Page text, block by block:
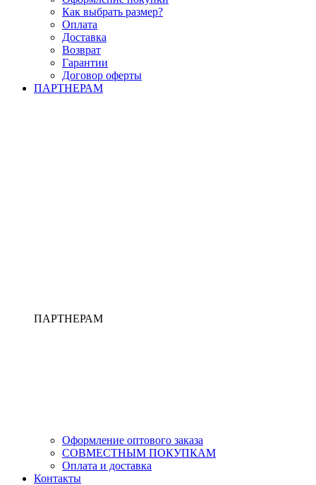
Как выбрать размер?
Оплата
Доставка
Возврат
Гарантии
Договор оферты
ПАРТНЕРАМ
ПАРТНЕРАМ
Оформление оптового заказа
СОВМЕСТНЫМ ПОКУПКАМ
Оплата и доставка
Контакты